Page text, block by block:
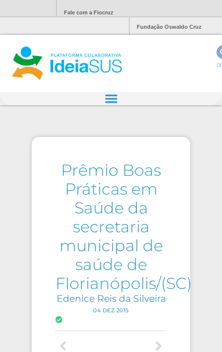
Fale com a Fiocruz
Fundação Oswaldo Cruz
Prêmio Boas
Práticas em
Saúde da
secretaria
municipal de
saúde de
Florianópolis/(SC)
Edenice Reis da Silveira
04 DEZ 2015